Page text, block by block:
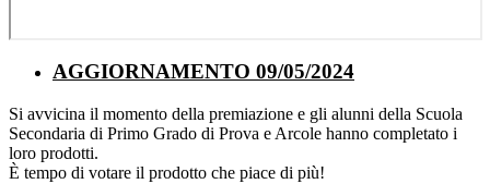
AGGIORNAMENTO 09/05/2024
Si avvicina il momento della premiazione e gli alunni della Scuola
Secondaria di Primo Grado di Prova e Arcole hanno completato i
loro prodotti.
È tempo di votare il prodotto che piace di più!